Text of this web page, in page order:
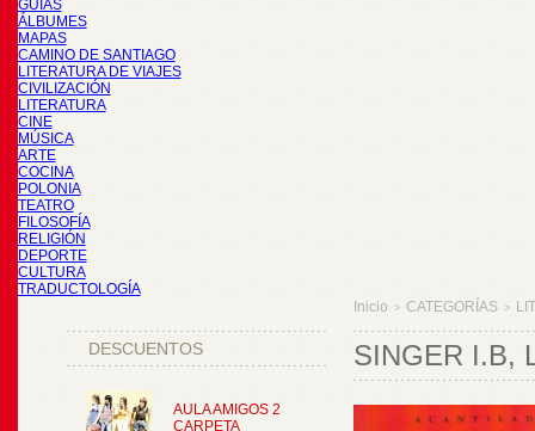
GUÍAS
ÁLBUMES
MAPAS
CAMINO DE SANTIAGO
LITERATURA DE VIAJES
CIVILIZACIÓN
LITERATURA
CINE
MÚSICA
ARTE
COCINA
POLONIA
TEATRO
FILOSOFÍA
RELIGIÓN
DEPORTE
CULTURA
TRADUCTOLOGÍA
DESCUENTOS
AULA AMIGOS 2
CARPETA
Inicio > CATEGORÍAS >
SINGER I.B,